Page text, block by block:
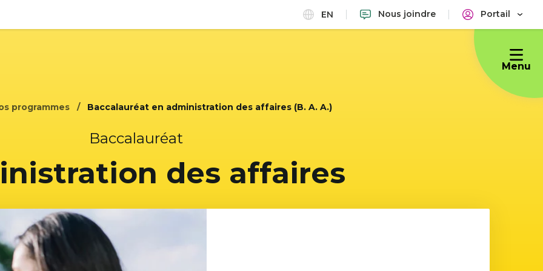
EN Nous joindre Portail
Menu
programmes Baccalauréat en administration des affaires (B. A. A.)
Baccalauréat
des affaires